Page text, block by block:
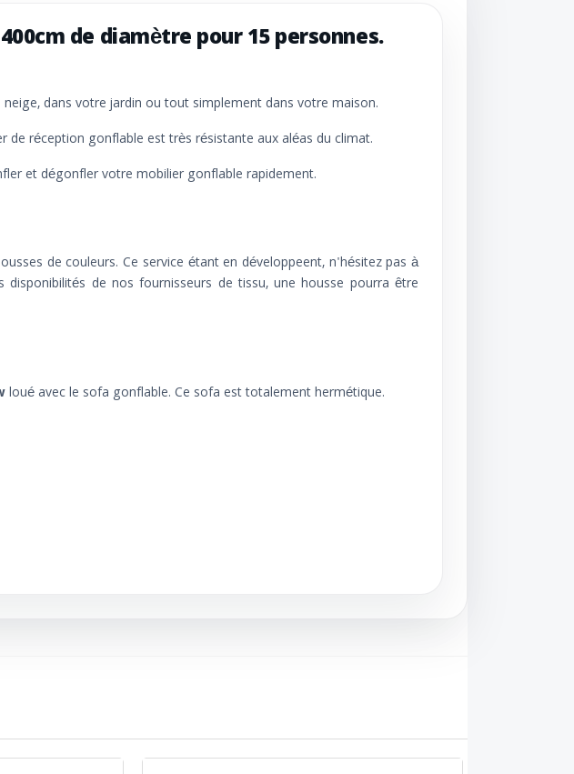
de diamètre pour 15 personnes.
dans votre jardin ou tout simplement dans votre maison.
de réception gonflable est très résistante aux aléas du climat.
et dégonfler votre mobilier gonflable rapidement.
de couleurs. Ce service étant en développeent, n'hésitez pas à
de nos fournisseurs de tissu, une housse pourra être
loué avec le sofa gonflable. Ce sofa est totalement hermétique.